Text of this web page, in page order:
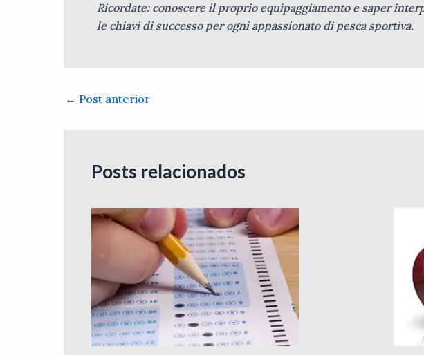
Ricordate: conoscere il proprio equipaggiamento e saper
le chiavi di successo per ogni appassionato di pesca sportiva.
← Post anterior
Posts relacionados